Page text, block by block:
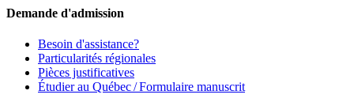
Demande d'admission
Besoin d'assistance?
Particularités régionales
Pièces justificatives
Étudier au Québec / Formulaire manuscrit